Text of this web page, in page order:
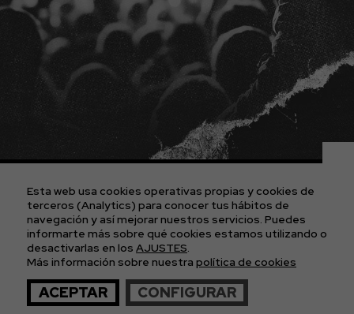
ENTRADAS CONCIERTOS
LA AGENCIA
PLATAFORMA D2FY
BLOG
PROYECTOS
CONTACTO
AVISO LEGAL
POLÍTICA DE PRIVACIDAD
CONDICIONES GENERALES DE LAS ENTRADAS
APÚNTATE A
NUESTRA NEWS
© 2026 The Imagos. Todos los derechos reservados
Esta web usa cookies operativas propias y cookies de
terceros (Analytics) para conocer tus hábitos de
navegación y así mejorar nuestros servicios. Puedes
informarte más sobre qué cookies estamos utilizando o
desactivarlas en los AJUSTES.
Más información sobre nuestra política de cookies
ACEPTAR CONFIGURAR